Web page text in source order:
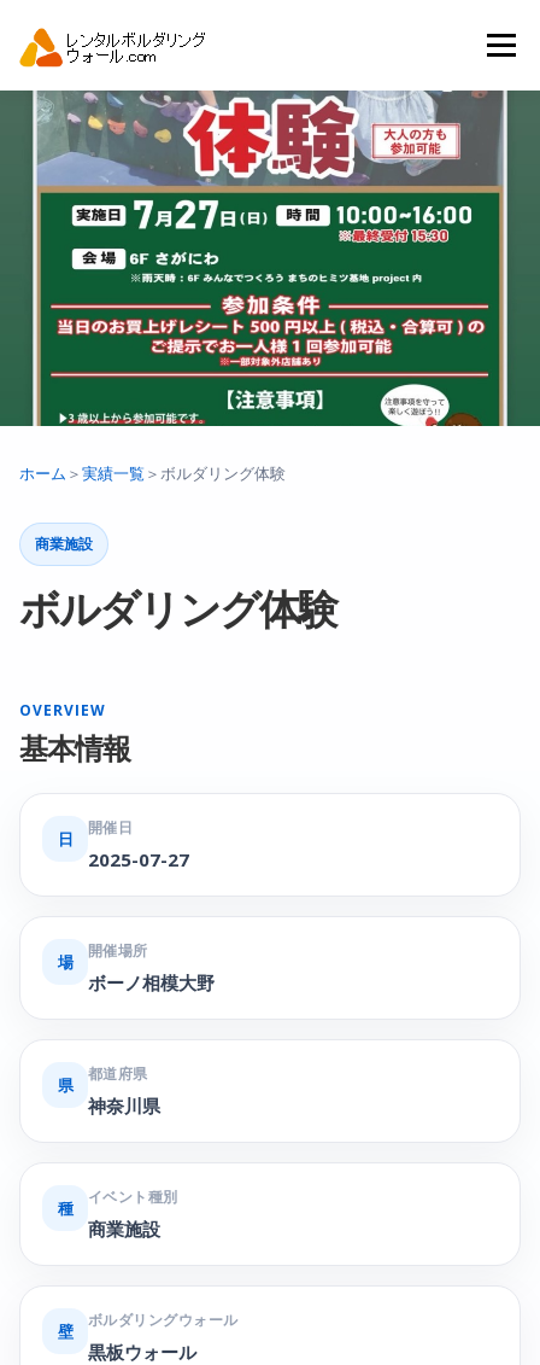
メニュー
自動見積り 商品一覧
アーバンスポーツイベント.JP
ホーム ＞実績一覧 ＞ボルダリング体験
商業施設
ボルダリング体験
OVERVIEW
基本情報
日
開催日
2025-07-27
場
開催場所
ボーノ相模大野
県
都道府県
神奈川県
種
イベント種別
商業施設
壁
ボルダリングウォール
黒板ウォール